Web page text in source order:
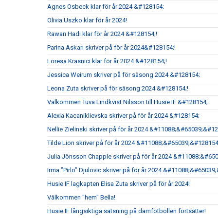
Agnes Osbeck klar för år 2024 &#128154;
Olivia Uszko klar för år 2024!
Rawan Hadi klar för år 2024 &#128154;!
Parina Askari skriver på för år 2024&#128154;!
Loresa Krasnici klar för år 2024 &#128154;!
Jessica Weirum skriver på för säsong 2024 &#128154;
Leona Zuta skriver på för säsong 2024 &#128154;!
Välkommen Tuva Lindkvist Nilsson till Husie IF &#128154;
Alexia Kacaniklievska skriver på för år 2024 &#128154;
Nellie Zielinski skriver på för år 2024
Tilde Lion skriver på för år 2024
Julia Jönsson Chapple skriver på för år 2024
Irma ”Pirlo” Djulovic skriver på för år 2024
Husie IF lagkapten Elisa Zuta skriver på för år 2024!
Välkommen "hem" Bella!
Husie IF långsiktiga satsning på damfotbollen fortsätter!